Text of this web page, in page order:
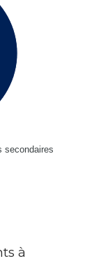
secondaires
à